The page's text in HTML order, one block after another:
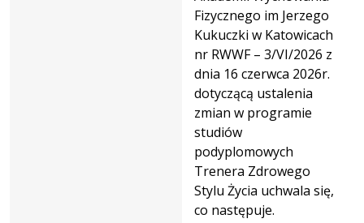
Fizycznego im Jerzego
Kukuczki w Katowicach
nr RWWF – 3/VI/2026 z
dnia 16 czerwca 2026r.
dotyczącą ustalenia
zmian w programie
studiów
podyplomowych
Trenera Zdrowego
Stylu Życia uchwala się,
co następuje.